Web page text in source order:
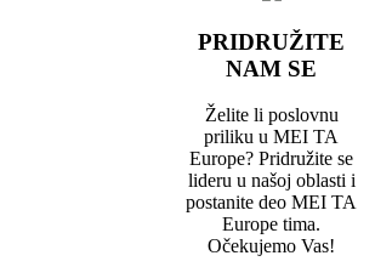
PRIDRUŽITE
NAM SE
Želite li poslovnu
priliku u MEI TA
Europe? Pridružite se
lideru u našoj oblasti i
postanite deo MEI TA
Europe tima.
Očekujemo Vas!